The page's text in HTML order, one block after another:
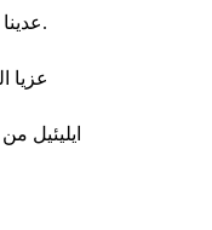
عدينا بن شيزا الرأوبيني راس الرأوبينيين ومعه ثلاثون.
عزيا
ايليئيل